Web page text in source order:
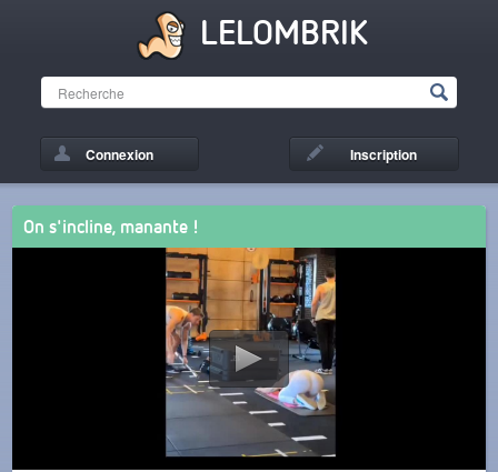
LELOMBRIK
Connexion Inscription
On s'incline, manante !